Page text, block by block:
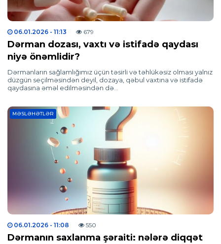
06.01.2026 - 11:13 679
Dərman dozası, vaxtı və istifadə qaydası
niyə önəmlidir?
Dərmanların sağlamlığımız üçün təsirli və təhlükəsiz olması yalnız
düzgün seçilməsindən deyil, dozaya, qəbul vaxtına və istifadə
qaydasına əməl edilməsindən də…
MƏSLƏHƏTLƏR
06.01.2026 - 11:08 550
Dərmanın saxlanma şəraiti: nələrə diqqət